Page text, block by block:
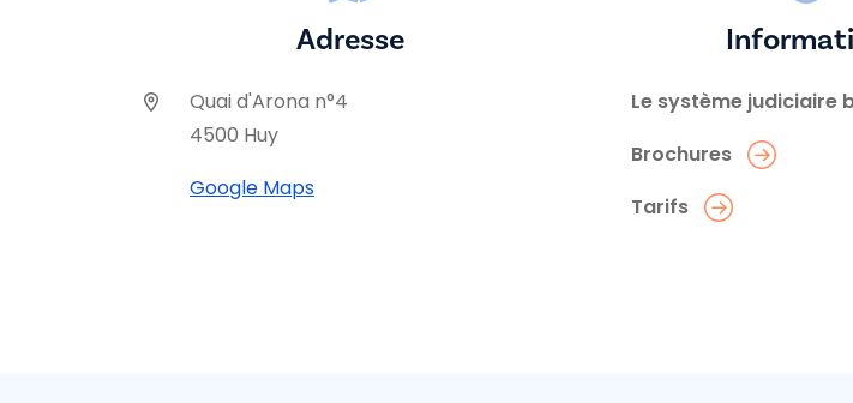
Adresse
Quai d'Arona n°4
4500 Huy
Google Maps
Le système judiciaire
Brochures
Tarifs